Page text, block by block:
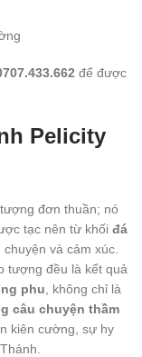
để được
Pelicity
đơn thuần; nó
tạc nên từ khối đá
chuyện và cảm xúc.
tượng đều là kết quả
phu , không chỉ là
câu chuyện thầm
kiên cường, sự hy